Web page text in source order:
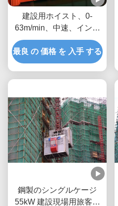
建設用ホイスト、0-
63m/min、中速、インバ
ータ制御、周波数変換、
建設用エレベーター、
最良 の 価格 を 入手 する
鋼製のシングルケージ
55kW 建設現場用旅客吊